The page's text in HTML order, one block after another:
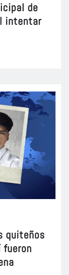
de
intentar
quiteños
fueron